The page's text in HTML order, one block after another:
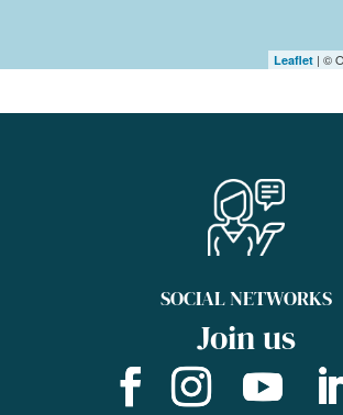
Leaflet | ©
SOCIAL NETWORKS
Join us